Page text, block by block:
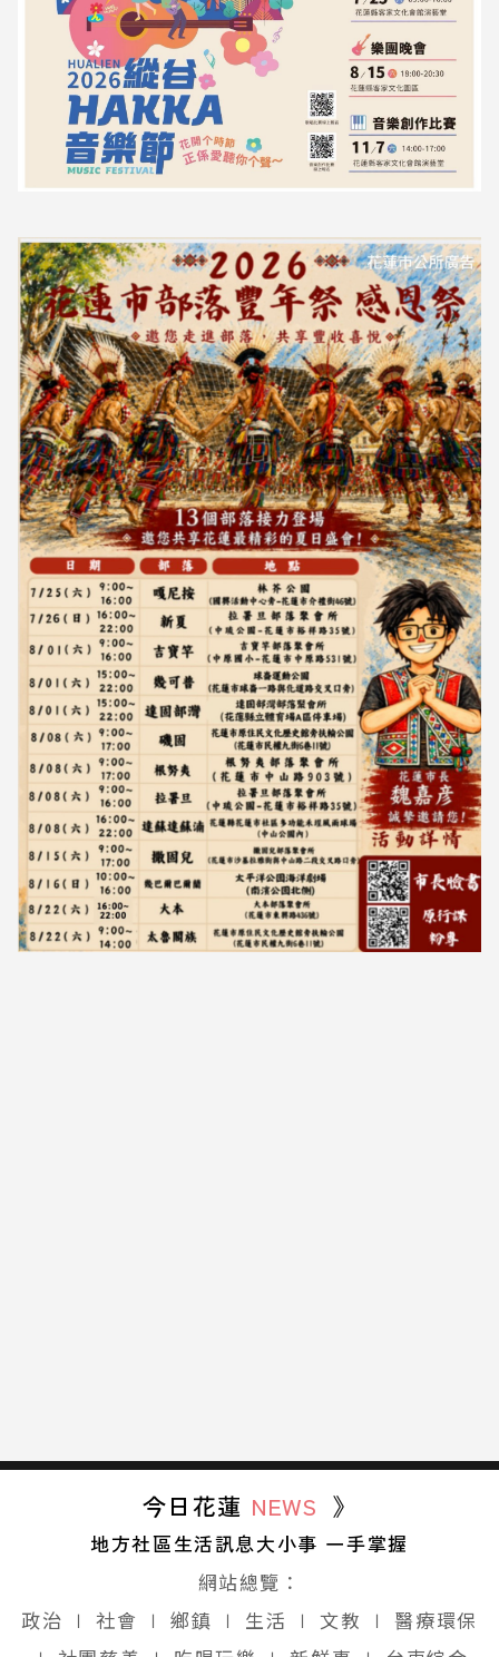
今日花蓮 NEWS 》
地方社區生活訊息大小事 一手掌握
網站總覽：
政治 ∣ 社會 ∣ 鄉鎮 ∣ 生活 ∣ 文教 ∣
醫療環保